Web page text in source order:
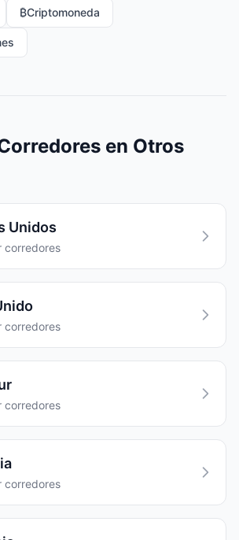
₿Criptomoneda
en Otros
Unidos
corredores
corredores
corredores
corredores